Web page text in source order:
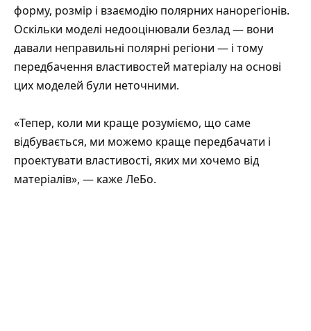
форму, розмір і взаємодію полярних нанорегіонів.
Оскільки моделі недооцінювали безлад — вони
давали неправильні полярні регіони — і тому
передбачення властивостей матеріалу на основі
цих моделей були неточними.
«Тепер, коли ми краще розуміємо, що саме
відбувається, ми можемо краще передбачати і
проектувати властивості, яких ми хочемо від
матеріалів», — каже ЛеБо.